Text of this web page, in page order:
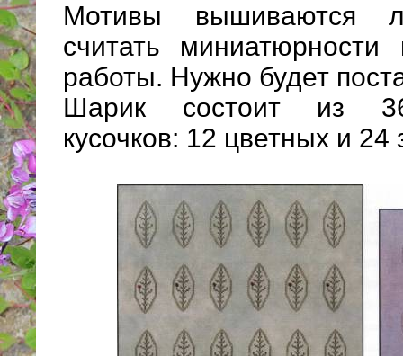
Мотивы вышиваются
считать миниатюрности
работы. Нужно будет
Шарик состоит из
кусочков: 12 цветных и 24